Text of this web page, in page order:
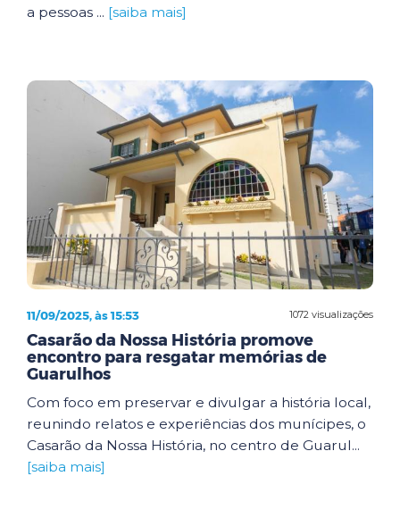
a pessoas ... [saiba mais]
1072 visualizações
11/09/2025, às 15:53
Casarão da Nossa História promove
encontro para resgatar memórias de
Guarulhos
Com foco em preservar e divulgar a história local,
reunindo relatos e experiências dos munícipes, o
Casarão da Nossa História, no centro de Guarul...
[saiba mais]